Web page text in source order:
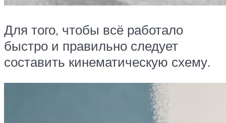
Для того, чтобы всё работало
быстро и правильно следует
составить кинематическую схему.